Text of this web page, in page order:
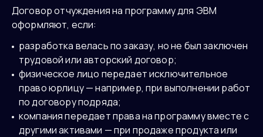
Договор отчуждения на программу для ЭВМ
оформляют, если:
разработка велась по заказу, но не был заключен
трудовой или авторский договор;
физическое лицо передает исключительное
право юрлицу — например, при выполнении работ
по договору подряда;
компания передает права на программу вместе с
другими активами — при продаже продукта или